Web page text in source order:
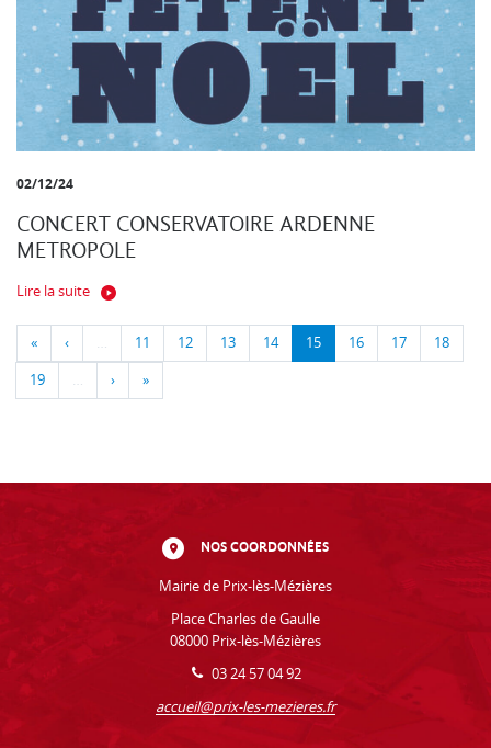
02/12/24
CONCERT CONSERVATOIRE ARDENNE
METROPOLE
Lire la suite
« ‹ … 11 12 13 14 15 16 17 18
19 … › »
NOS COORDONNÉES
Mairie de Prix-lès-Mézières
Place Charles de Gaulle
08000 Prix-lès-Mézières
03 24 57 04 92
accueil@prix-les-mezieres.fr